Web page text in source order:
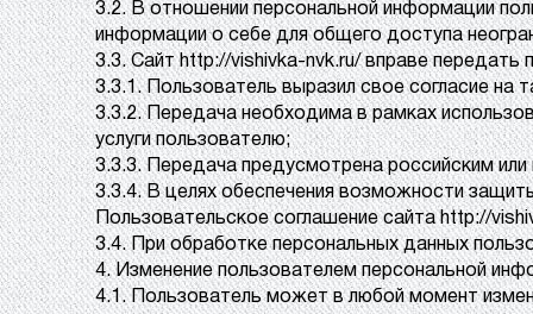
3.2. В отношении персональной информации
информации о себе для общего доступа
3.3. Сайт http://vishivka-nvk.ru/ вправе
3.3.1. Пользователь выразил свое согласие на
3.3.2. Передача необходима в рамках
услуги пользователю;
3.3.3. Передача предусмотрена российским
3.3.4. В целях обеспечения возможности
Пользовательское соглашение сайта http://
3.4. При обработке персональных данных
4. Изменение пользователем персональной
4.1. Пользователь может в любой момент